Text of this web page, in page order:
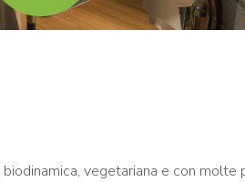
vegetariana e con molte